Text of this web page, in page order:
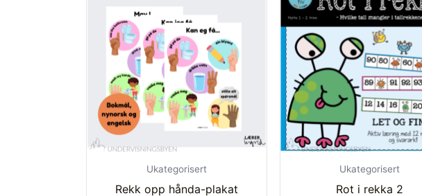
Ukategorisert
Rekk opp hånda-plakat
Ukategorisert
Rot i rekka 2